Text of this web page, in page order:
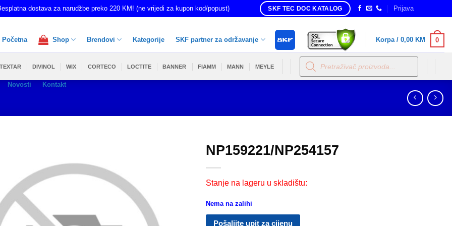
dostava za narudžbe preko 220 KM! (ne vrijedi za kupon kod/popust) SKF TEC DOC KATALOG Prijava
Početna Shop Brendovi Kategorije SKF partner za održavanje
Novosti Kontakt
Korpa / 0,00 KM 0
TEXTAR DIVINOL WIX CORTECO LOCTITE BANNER FIAMM MANN MEYLE
Products
search
NP159221/NP254157
Stanje na lageru u skladištu:
Nema na zalihi
Pošaljite upit za cijenu